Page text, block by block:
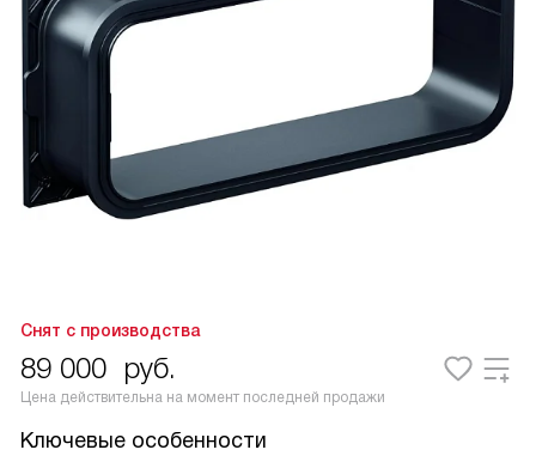
Снят с производства
89 000 руб.
Цена действительна на момент последней продажи
Ключевые особенности